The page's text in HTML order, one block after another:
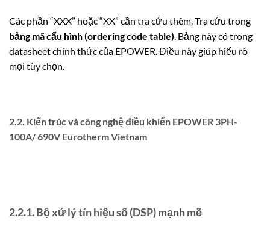
Các phần “XXX” hoặc “XX” cần tra cứu thêm. Tra cứu trong
bảng mã cấu hình (ordering code table). Bảng này có trong
datasheet chính thức của EPOWER. Điều này giúp hiểu rõ
mọi tùy chọn.
2.2. Kiến trúc và công nghệ điều khiển EPOWER 3PH-
100A/ 690V Eurotherm Vietnam
2.2.1. Bộ xử lý tín hiệu số (DSP) mạnh mẽ